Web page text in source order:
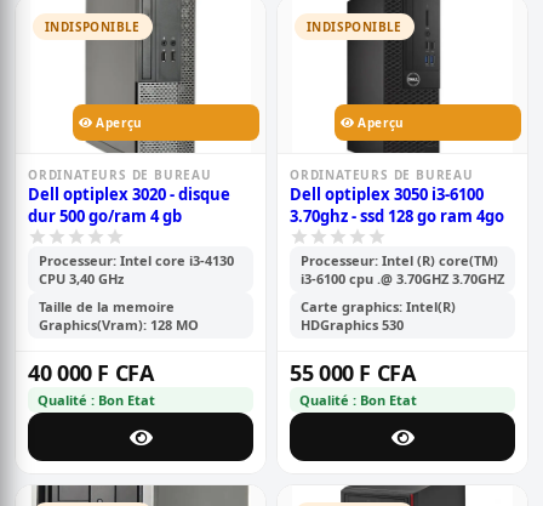
INDISPONIBLE
Aperçu
ORDINATEURS DE BUREAU
Dell optiplex 3020 - disque
dur 500 go/ram 4 gb
Processeur: Intel core i3-4130
CPU 3,40 GHz
Taille de la memoire
Graphics(Vram): 128 MO
40 000 F CFA
Qualité : Bon Etat
INDISPONIBLE
Aperçu
ORDINATEURS DE BUREAU
Dell optiplex 3050 i3-6100
3.70ghz - ssd 128 go ram 4go
Processeur: Intel (R) core(TM)
i3-6100 cpu .@ 3.70GHZ 3.70GHZ
Carte graphics: Intel(R)
HDGraphics 530
55 000 F CFA
Qualité : Bon Etat